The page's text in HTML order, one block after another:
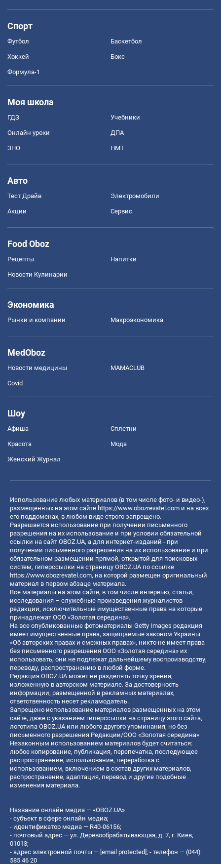
Спорт
Футбол Баскетбол
Хоккей Бокс
Формула-1
Моя школа
ГДЗ Учебники
Онлайн уроки ДПА
ЗНО НМТ
Авто
Тест Драйв Электромобили
Акции Сервис
Food Oboz
Рецепты Напитки
Новости Кулинарии
Экономика
Рынки и компании Mакроэкономика
MedOboz
Новости медицины MAMACLUB
Covid
Шоу
Афиша Сплетни
Красота Мода
Женский Журнал
Использование любых материалов (в том числе фото- и видео-),
размещенных на этом сайте https://www.obozrevatel.com и на всех
его поддоменах, в любом виде строго запрещено.
Разрешается использование при получении письменного
разрешения на их использование и при условии обязательной
ссылки на сайт OBOZ.UA, а для интернет-изданий - при
получении письменного разрешения на их использование и при
обязательном размещении прямой, открытой для поисковых
систем, гиперссылки на страницу OBOZ.UA по ссылке
https://www.obozrevatel.com, на которой размещен оригинальный
материал в первом абзаце материала.
Все материалы на этом сайте, в том числе интервью, статьи,
исследования – служебные произведения журналистов
редакции, исключительные имущественные права на которые
принадлежат ООО «Золотая середина».
На все опубликованные фотоматериалы Getty Images редакция
имеет имущественные права, защищаемые законом Украины
«Об авторских правах и смежных правах», никто не имеет права
без письменного разрешения ООО «Золотая середина» их
использовать, они не подлежат дальнейшему воспроизводству,
переводу, распространению в любой форме.
Редакция OBOZ.UA может не разделять точку зрения,
изложенную в авторском материале. За достоверность
информации, размещенной в рекламных материалах,
ответственность несет рекламодатель.
Запрещено использование материалов размещенных на этом
сайте, даже с указанием гиперссылки на страницу этого сайта,
логотипа OBOZ.UA или любого другого упоминания, но без
письменного разрешения Редакции/ООО «Золотая середина»
Незаконным использованием материалов будет считаться:
любое копирование, публикация, перепечатка, последующее
распространение, использование, переработка с
использованием, включением в состав других материалов,
распространение, адаптация, перевод и другие подобные
изменения материала.
Название онлайн медиа — «OBOZ.UA»
- субъект в сфере онлайн медиа;
- идентификатор медиа — R40-06156;
- почтовый адрес — ул. Деревообрабатывающая, д. 7, г. Киев,
01013;
- адрес электронной почты — [email protected]; - телефон — (044)
585 46 20